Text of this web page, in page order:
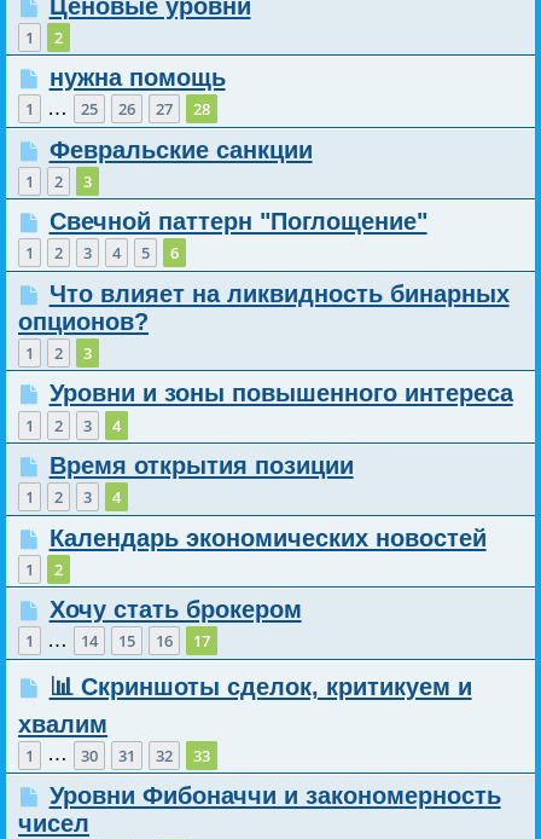
Ценовые уровни
1 2
нужна помощь
1 … 25 26 27 28
Февральские санкции
1 2 3
Свечной паттерн "Поглощение"
1 2 3 4 5 6
Что влияет на ликвидность бинарных
опционов?
1 2 3
Уровни и зоны повышенного интереса
1 2 3 4
Время открытия позиции
1 2 3 4
Календарь экономических новостей
1 2
Хочу стать брокером
1 … 14 15 16 17
📊 Скриншоты сделок, критикуем и
хвалим
1 … 30 31 32 33
Уровни Фибоначчи и закономерность
чисел